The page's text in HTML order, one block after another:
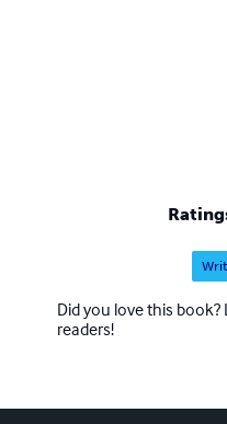
Did you love this
readers!